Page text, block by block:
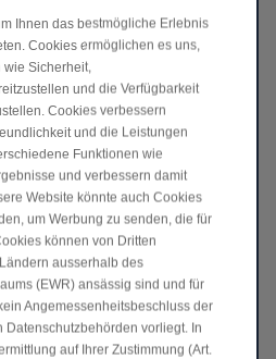
Hybrid EV
>
Ihnen das bestmögliche Erlebnis
Cookies ermöglichen es uns,
wie Sicherheit,
und die Verfügbarkeit
Cookies verbessern
und die Leistungen
Funktionen wie
und verbessern damit
Website könnte auch Cookies
um Werbung zu senden, die für
können von Dritten
ausserhalb des
(EWR) ansässig sind und für
Angemessenheitsbeschluss der
vorliegt. In
auf Ihrer Zustimmung (Art.